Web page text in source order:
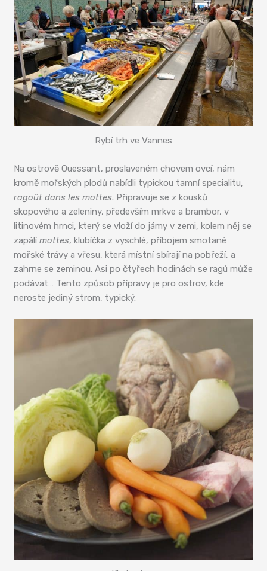
Rybí trh ve Vannes
Na ostrově Ouessant, proslaveném chovem ovcí, nám
kromě mořských plodů nabídli typickou tamní specialitu,
ragoût dans les mottes. Připravuje se z kousků
skopového a zeleniny, především mrkve a brambor, v
litinovém hrnci, který se vloží do jámy v zemi, kolem něj se
zapálímottes, klubíčka z vyschlé, příbojem smotané
mořské trávy a vřesu, která místní sbírají na pobřeží, a
zahrne se zeminou. Asi po čtyřech hodinách se ragú může
podávat… Tento způsob přípravy je pro ostrov, kde
neroste jediný strom, typický.